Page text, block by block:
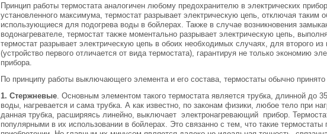
Принцип работы термостата аналогичен любому предохранителю в электрических
установленного максимума, термостат разрывает электрическую цепь, отключая таким
использующиеся для подогрева воды в бойлерах. Также в случае возникновения
водонагревателе, термостат также моментально разрывает электрическую цепь,
термостат разрывает электрическую цепь в обоих необходимых случаях, для второго
(устройство первого отличается от вида термостата), гарантируя не только экономию
прибора.
По принципу работы выключающего элемента и его состава, термостаты обычно
1. Стержневые . Основным элементом такого термостата является трубка, длинной
воды, нагревается и сама трубка. А как известно, по законам физики, любое тело при
данная трубка, расширяясь линейно, выключает электронагревающий прибор.
популярными в их использовании в бойлерах. Это связанно с тем, что такие